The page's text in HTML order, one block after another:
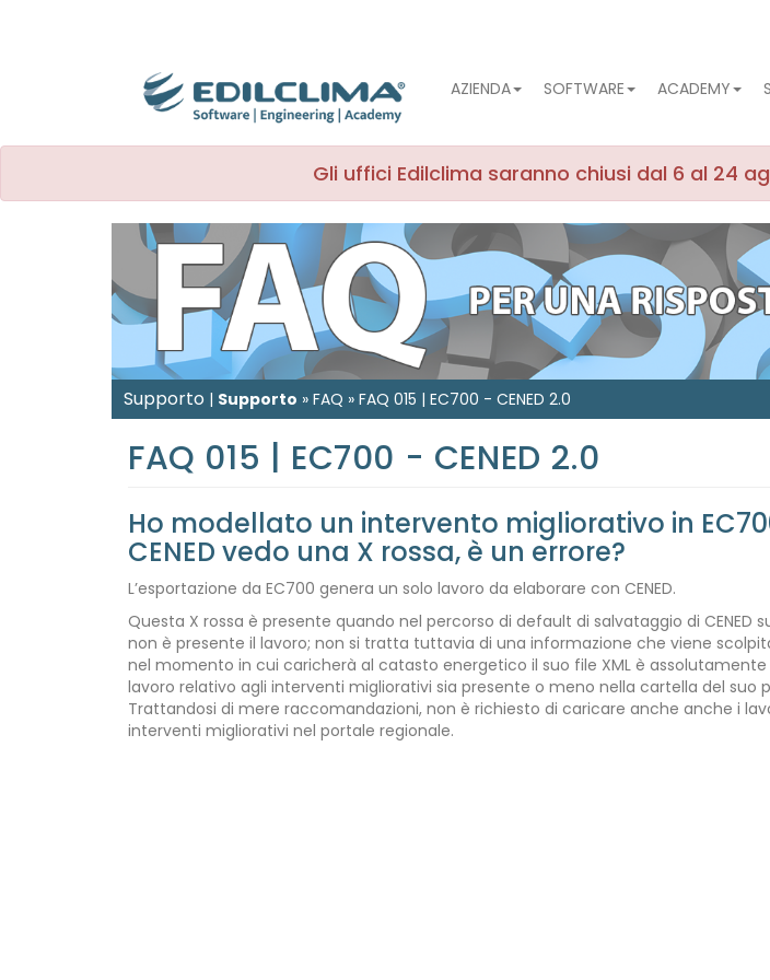
AZIENDA SOFTWARE ACADEMY
Gli uffici Edilclima saranno chiusi dal 6 al 24
Supporto | Supporto » FAQ » FAQ 015 | EC700 - CENED 2.0
FAQ 015 | EC700 - CENED 2.0
Ho modellato un intervento migliorativo in
CENED vedo una X rossa, è un errore?
L’esportazione da EC700 genera un solo lavoro da elaborare con CENED.
Questa X rossa è presente quando nel percorso di default di salvataggio di CENED
non è presente il lavoro; non si tratta tuttavia di una informazione che viene
nel momento in cui caricherà al catasto energetico il suo file XML è
lavoro relativo agli interventi migliorativi sia presente o meno nella cartella del suo
Trattandosi di mere raccomandazioni, non è richiesto di caricare anche anche i
interventi migliorativi nel portale regionale.